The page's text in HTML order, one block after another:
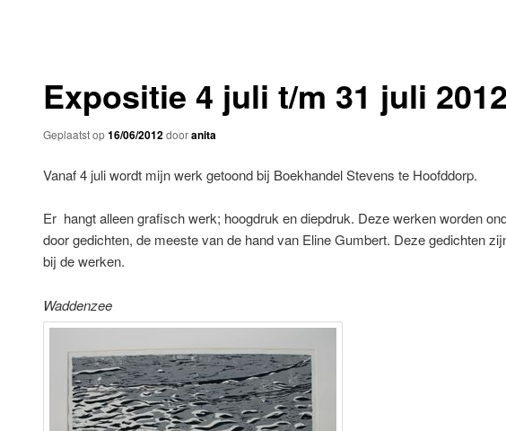
Expositie 4 juli t/m 31 juli 2012
Geplaatst op16/06/2012dooranita
Vanaf 4 juli wordt mijn werk getoond bij Boekhandel Stevens te Hoofddorp.
Er hangt alleen grafisch werk; hoogdruk en diepdruk. Deze werken worden
door gedichten, de meeste van de hand van Eline Gumbert. Deze gedichten
bij de werken.
Waddenzee